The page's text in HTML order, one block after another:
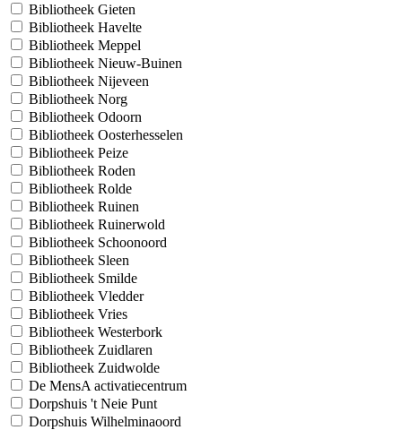
Bibliotheek Gieten
Bibliotheek Havelte
Bibliotheek Meppel
Bibliotheek Nieuw-Buinen
Bibliotheek Nijeveen
Bibliotheek Norg
Bibliotheek Odoorn
Bibliotheek Oosterhesselen
Bibliotheek Peize
Bibliotheek Roden
Bibliotheek Rolde
Bibliotheek Ruinen
Bibliotheek Ruinerwold
Bibliotheek Schoonoord
Bibliotheek Sleen
Bibliotheek Smilde
Bibliotheek Vledder
Bibliotheek Vries
Bibliotheek Westerbork
Bibliotheek Zuidlaren
Bibliotheek Zuidwolde
De MensA activatiecentrum
Dorpshuis 't Neie Punt
Dorpshuis Wilhelminaoord